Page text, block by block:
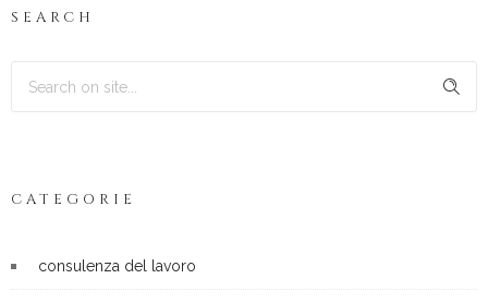
SEARCH
CATEGORIE
consulenza del lavoro